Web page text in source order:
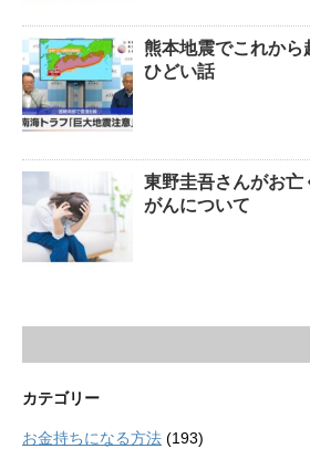
熊本地震でこれか
ひどい話
東野圭吾さんがお亡
がんについて
カテゴリー
お金持ちになる方法 (193)